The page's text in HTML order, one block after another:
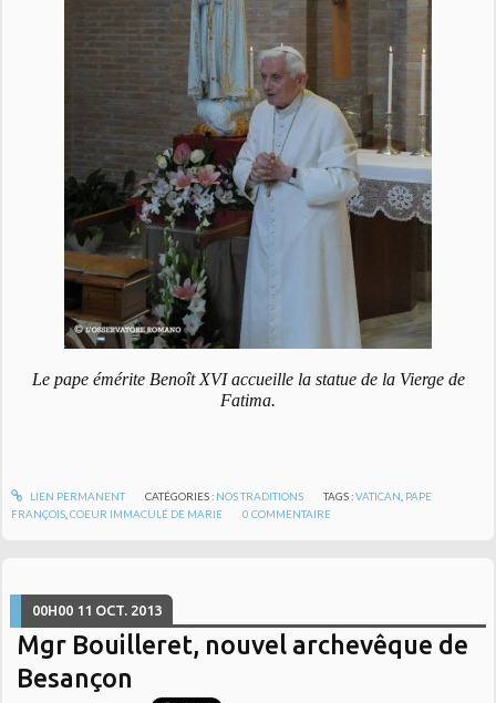
Le pape émérite Benoît XVI accueille la statue de la Vierge de
Fatima.
LIEN PERMANENT CATÉGORIES : NOS TRADITIONS TAGS :VATICAN PAPE
FRANÇOIS ,COEUR IMMACULÉ DE MARIE 0 COMMENTAIRE
00H00 11 OCT. 2013
Mgr Bouilleret, nouvel archevêque de
Besançon